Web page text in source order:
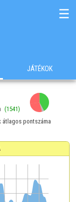
☰
JÁTÉKOK
(1541)
átlagos pontszáma